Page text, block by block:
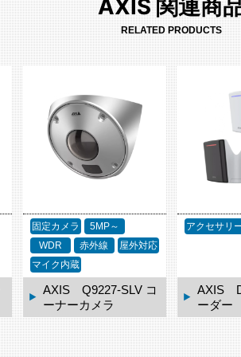
AXIS 関連商
RELATED PRODUCTS
固定カメラ
5MP～
WDR
赤外線
屋外対応
マイク内蔵
AXIS Q9227-SLV コ
ーナーカメラ
アクセサリ
AXIS
ーダー